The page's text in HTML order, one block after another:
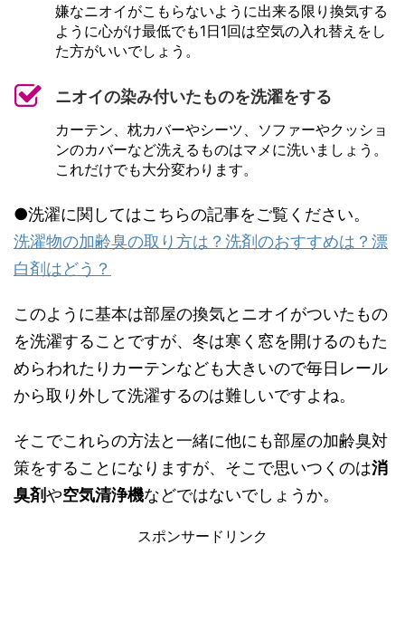
嫌なニオイがこもらないように出来る限り換気する
ように心がけ最低でも1日1回は空気の入れ替えをし
た方がいいでしょう。
ニオイの染み付いたものを洗濯をする
カーテン、枕カバーやシーツ、ソファーやクッショ
ンのカバーなど洗えるものはマメに洗いましょう。
これだけでも大分変わります。
●洗濯に関してはこちらの記事をご覧ください。
洗濯物の加齢臭の取り方は？洗剤のおすすめは？漂
白剤はどう？
このように基本は部屋の換気とニオイがついたもの
を洗濯することですが、冬は寒く窓を開けるのもた
めらわれたりカーテンなども大きいので毎日レール
から取り外して洗濯するのは難しいですよね。
そこでこれらの方法と一緒に他にも部屋の加齢臭対
策をすることになりますが、そこで思いつくのは消
臭剤や空気清浄機などではないでしょうか。
スポンサードリンク